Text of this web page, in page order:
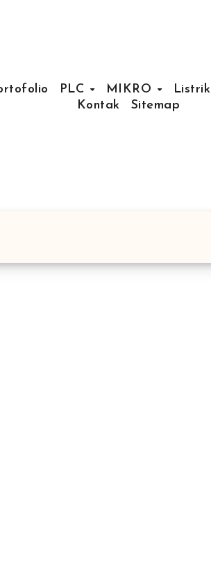
PLC MIKRO Listrik
Kontak
Sitemap